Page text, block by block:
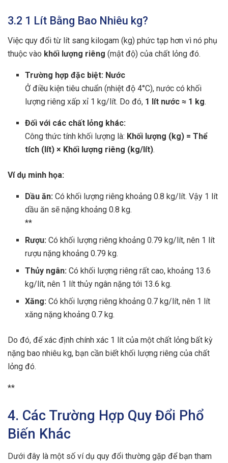
3.2 1 Lít Bằng Bao Nhiêu kg?
Việc quy đổi từ lít sang kilogam (kg) phức tạp hơn vì nó phụ
thuộc vào khối lượng riêng (mật độ) của chất lỏng đó.
Trường hợp đặc biệt: Nước
Ở điều kiện tiêu chuẩn (nhiệt độ 4°C), nước có khối
lượng riêng xấp xỉ 1 kg/lít. Do đó, 1 lít nước ≈ 1 kg.
Đối với các chất lỏng khác:
Công thức tính khối lượng là: Khối lượng (kg) = Thể
tích (lít) × Khối lượng riêng (kg/lít).
Ví dụ minh họa:
Dầu ăn: Có khối lượng riêng khoảng 0.8 kg/lít. Vậy 1 lít
dầu ăn sẽ nặng khoảng 0.8 kg.
**
Rượu: Có khối lượng riêng khoảng 0.79 kg/lít, nên 1 lít
rượu nặng khoảng 0.79 kg.
Thủy ngân: Có khối lượng riêng rất cao, khoảng 13.6
kg/lít, nên 1 lít thủy ngân nặng tới 13.6 kg.
Xăng: Có khối lượng riêng khoảng 0.7 kg/lít, nên 1 lít
xăng nặng khoảng 0.7 kg.
Do đó, để xác định chính xác 1 lít của một chất lỏng bất kỳ
nặng bao nhiêu kg, bạn cần biết khối lượng riêng của chất
lỏng đó.
**
4. Các Trường Hợp Quy Đổi Phổ
Biến Khác
Dưới đây là một số ví dụ quy đổi thường gặp để bạn tham